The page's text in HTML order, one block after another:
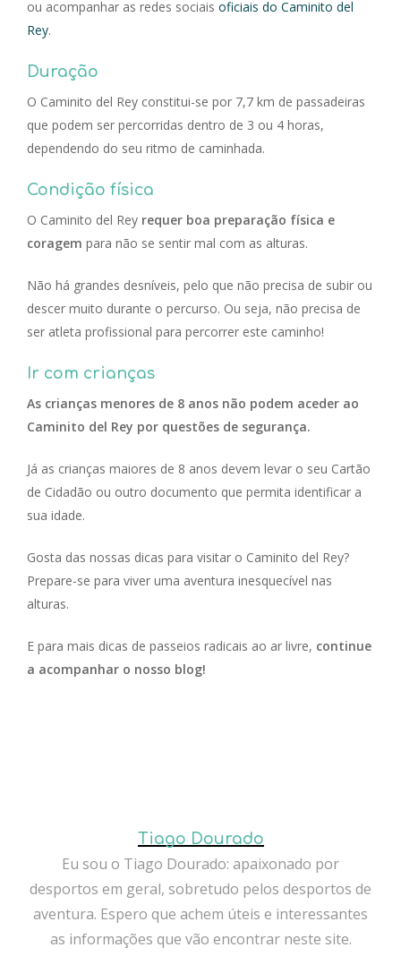
ou acompanhar as redes sociais oficiais do Caminito del
Rey.
Duração
O Caminito del Rey constitui-se por 7,7 km de passadeiras
que podem ser percorridas dentro de 3 ou 4 horas,
dependendo do seu ritmo de caminhada.
Condição física
O Caminito del Rey requer boa preparação física e
coragem para não se sentir mal com as alturas.
Não há grandes desníveis, pelo que não precisa de subir ou
descer muito durante o percurso. Ou seja, não precisa de
ser atleta profissional para percorrer este caminho!
Ir com crianças
As crianças menores de 8 anos não podem aceder ao
Caminito del Rey por questões de segurança.
Já as crianças maiores de 8 anos devem levar o seu Cartão
de Cidadão ou outro documento que permita identificar a
sua idade.
Gosta das nossas dicas para visitar o Caminito del Rey?
Prepare-se para viver uma aventura inesquecível nas
alturas.
E para mais dicas de passeios radicais ao ar livre, continue
a acompanhar o nosso blog!
Tiago Dourado
Eu sou o Tiago Dourado: apaixonado por
desportos em geral, sobretudo pelos desportos de
aventura. Espero que achem úteis e interessantes
as informações que vão encontrar neste site.